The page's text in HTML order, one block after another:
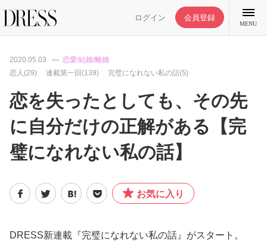
ログイン 会員登録
MENU
DRESS部活
ライフスタイル
2020.05.03
恋愛/結婚/離婚
恋人(29)
連載第一回(139) 完璧になれない私の話(5)
恋を失ったとしても、その先
に自分だけの正解がある【完
璧になれない私の話】
お気に入り
DRESS新連載『完璧になれない私の話』がスタート。